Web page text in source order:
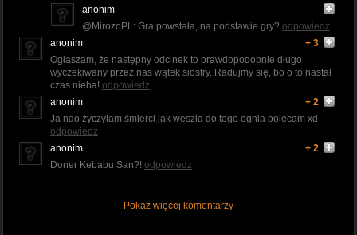
anonim
@MirozoPL: Gra powstała, na podstawie gry? odpowiedz
anonim
+ 3
Ogłaszam, że następny odcinek to prawdopodobnie długo
wyczekiwany przez nas wątek siostry. Radujmy się, bo o to nastał
czas nieba! odpowiedz
anonim
+ 2
Ja nao życzylam śmierci jak weszła do tego ognia polecam xd
odpowiedz
anonim
+ 2
Doner Kebabu San?! odpowiedz
Pokaż więcej komentarzy